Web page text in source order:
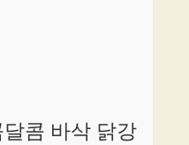
콤 바삭 닭강